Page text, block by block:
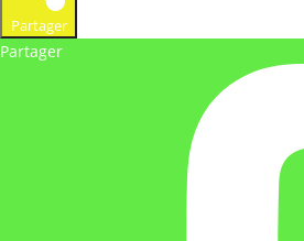
Partager
Partager